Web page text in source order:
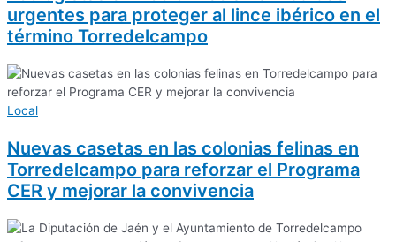
urgentes para proteger al lince ibérico en el
término Torredelcampo
Local
Nuevas casetas en las colonias felinas en
Torredelcampo para reforzar el Programa
CER y mejorar la convivencia